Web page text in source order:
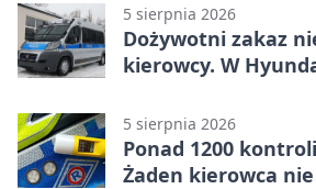
5 sierpnia 2026
Dożywotni zakaz
kierowcy. W
5 sierpnia 2026
Ponad 1200
Żaden kierowca